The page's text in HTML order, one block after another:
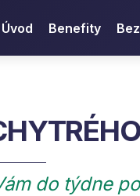
Úvod Benefity
do týdne